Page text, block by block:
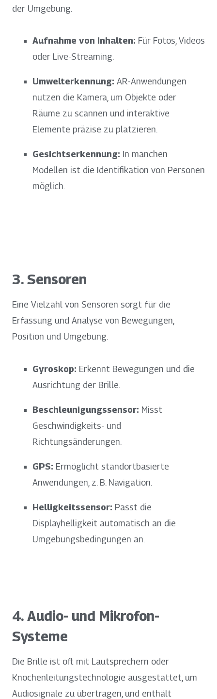
der Umgebung.
Aufnahme von Inhalten: Für Fotos, Videos
oder Live-Streaming.
Umwelterkennung: AR-Anwendungen
nutzen die Kamera, um Objekte oder
Räume zu scannen und interaktive
Elemente präzise zu platzieren.
Gesichtserkennung: In manchen
Modellen ist die Identifikation von Personen
möglich.
3. Sensoren
Eine Vielzahl von Sensoren sorgt für die
Erfassung und Analyse von Bewegungen,
Position und Umgebung.
Gyroskop: Erkennt Bewegungen und die
Ausrichtung der Brille.
Beschleunigungssensor: Misst
Geschwindigkeits- und
Richtungsänderungen.
GPS: Ermöglicht standortbasierte
Anwendungen, z. B. Navigation.
Helligkeitssensor: Passt die
Displayhelligkeit automatisch an die
Umgebungsbedingungen an.
4. Audio- und Mikrofon-
Systeme
Die Brille ist oft mit Lautsprechern oder
Knochenleitungstechnologie ausgestattet, um
Audiosignale zu übertragen, und enthält